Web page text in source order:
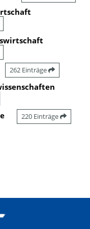
262 Einträge
220 Einträge